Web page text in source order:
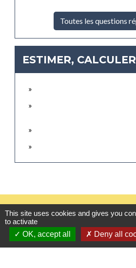
Toutes les questions
ESTIMER,
Contacts
Mairie de
42 rue de
This site uses cookies and gives you
to activate
OK, accept all
Deny all